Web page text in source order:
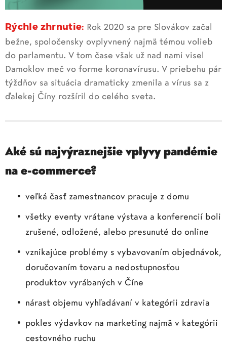
Rýchle zhrnutie: Rok 2020 sa pre Slovákov začal
bežne, spoločensky ovplyvnený najmä témou volieb
do parlamentu. V tom čase však už nad nami visel
Damoklov meč vo forme koronavírusu. V priebehu pár
týždňov sa situácia dramaticky zmenila a vírus sa z
ďalekej Číny rozšíril do celého sveta.
Aké sú najvýraznejšie vplyvy pandémie
na e-commerce?
veľká časť zamestnancov pracuje z domu
všetky eventy vrátane výstava a konferencií boli
zrušené, odložené, alebo presunuté do online
vznikajúce problémy s vybavovaním objednávok,
doručovaním tovaru a nedostupnosťou
produktov vyrábaných v Číne
nárast objemu vyhľadávaní v kategórii zdravia
pokles výdavkov na marketing najmä v kategórii
cestovného ruchu